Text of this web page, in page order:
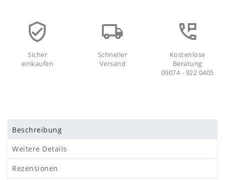
Sicher
einkaufen
Schneller
Versand
Kostenlose
Beratung
09074 - 922 0405
Beschreibung
Weitere Details
Rezensionen